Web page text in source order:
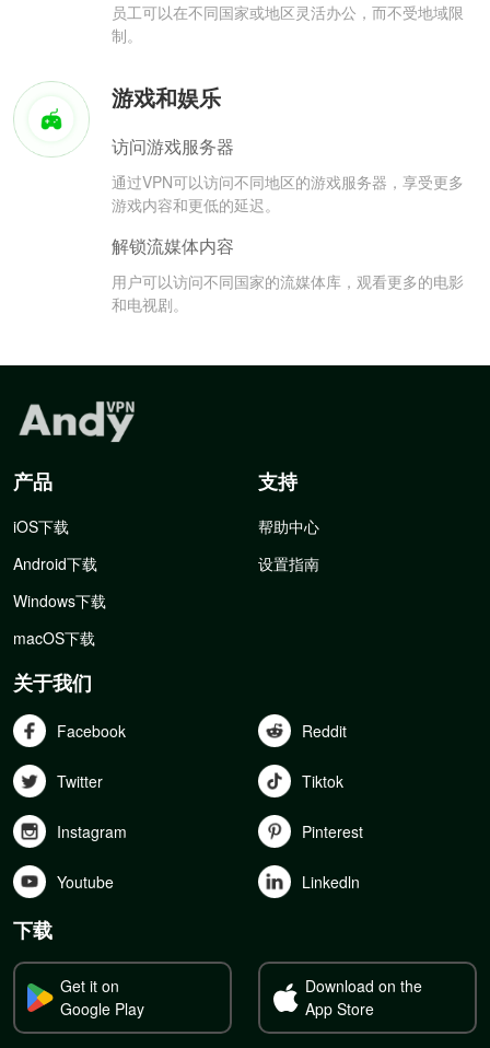
员工可以在不同国家或地区灵活办公，而不受地域限
制。
游戏和娱乐
访问游戏服务器
通过VPN可以访问不同地区的游戏服务器，享受更多
游戏内容和更低的延迟。
解锁流媒体内容
用户可以访问不同国家的流媒体库，观看更多的电影
和电视剧。
产品
iOS下载
Android下载
Windows下载
macOS下载
支持
帮助中心
设置指南
关于我们
Facebook Reddit
Twitter Tiktok
Instagram Pinterest
Youtube Linkedln
下载
Get it on
Google Play
Download on the
App Store